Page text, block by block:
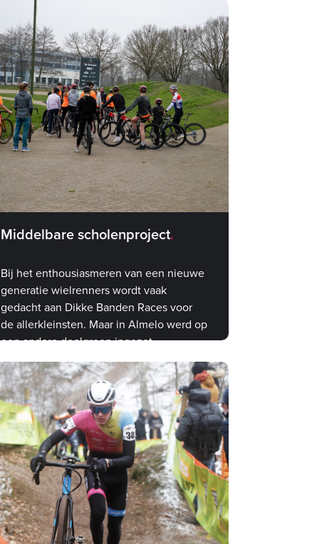
ultieme bevestiging.
Middelbare scholenproject
Bij het enthousiasmeren van een nieuwe
generatie wielrenners wordt vaak
gedacht aan Dikke Banden Races voor
de allerkleinsten. Maar in Almelo werd op
een andere doelgroep ingezet